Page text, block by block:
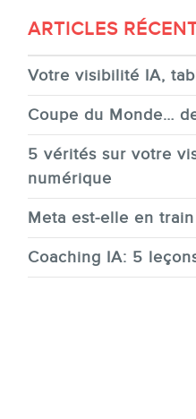
ARTICLES
Votre visibilité IA,
Coupe du Monde…
5 vérités sur votre
numérique
Meta est-elle en
Coaching IA: 5